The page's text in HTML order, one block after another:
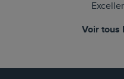
Voir tous